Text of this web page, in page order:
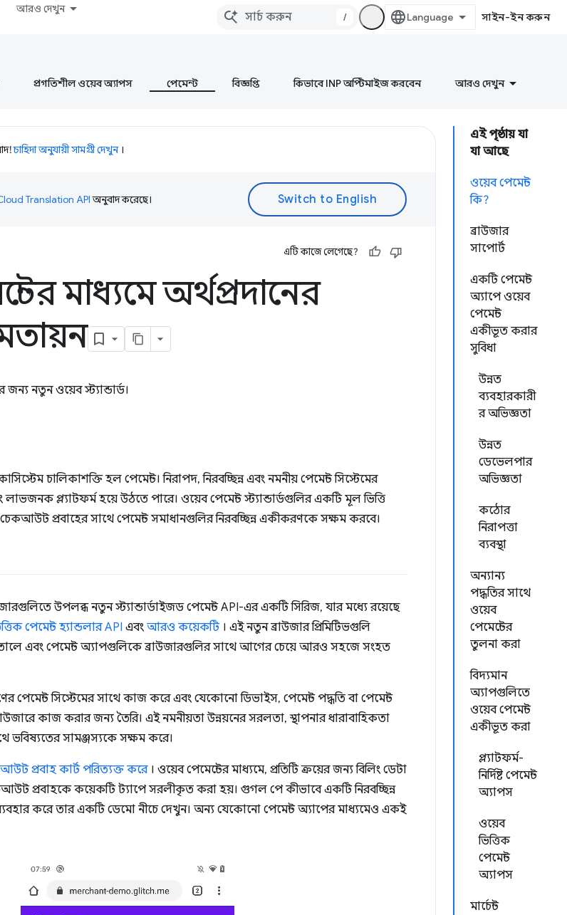
আরও দেখুন
/ সাইন-ইন করুন
প্রগতিশীল ওয়েব অ্যাপস পেমেন্ট বিজ্ঞপ্তি কিভাবে INP অপ্টিমাইজ করবেন আরও দেখুন
এই পৃষ্ঠায় যা
যা আছে
ওয়েব পেমেন্ট
কি?
ব্রাউজার
সাপোর্ট
একটি পেমেন্ট
অ্যাপে ওয়েব
পেমেন্ট
একীভূত করার
সুবিধা
উন্নত
ব্যবহারকারী
র অভিজ্ঞতা
উন্নত
ডেভেলপার
অভিজ্ঞতা
কঠোর
নিরাপত্তা
ব্যবস্থা
অন্যান্য
পদ্ধতির সাথে
ওয়েব
পেমেন্টের
তুলনা করা
বিদ্যমান
অ্যাপগুলিতে
ওয়েব পেমেন্ট
একীভূত করা
প্ল্যাটফর্ম-
নির্দিষ্ট পেমেন্ট
অ্যাপস
ওয়েব
ভিত্তিক
পেমেন্ট
অ্যাপস
মার্চেন্ট
চাহিদা অনুযায়ী সামগ্রী দেখুন।
Translation APIঅনুবাদ করেছে।
এটি কাজে লেগেছে?
মাধ্যমে অর্থপ্রদানের
জন্য নতুন ওয়েব স্ট্যান্ডার্ড।
চালিকাশক্তি হল পেমেন্ট। নিরাপদ, নিরবচ্ছিন্ন এবং নমনীয় পেমেন্ট সিস্টেমের
প্ল্যাটফর্ম হয়ে উঠতে পারে। ওয়েব পেমেন্ট স্ট্যান্ডার্ডগুলির একটি মূল ভিত্তি
চেকআউট প্রবাহের সাথে পেমেন্ট সমাধানগুলির নিরবচ্ছিন্ন একীকরণকে সক্ষম করবে।
উপলব্ধ নতুন স্ট্যান্ডার্ডাইজড পেমেন্ট API-এর একটি সিরিজ, যার মধ্যে রয়েছে
পেমেন্ট হ্যান্ডলার API এবং আরও কয়েকটি। এই নতুন ব্রাউজার প্রিমিটিভগুলি
এবং পেমেন্ট অ্যাপগুলিকে ব্রাউজারগুলির সাথে আগের চেয়ে আরও সহজে সংহত
পেমেন্ট সিস্টেমের সাথে কাজ করে এবং যেকোনো ডিভাইস, পেমেন্ট পদ্ধতি বা পেমেন্ট
কাজ করার জন্য তৈরি। এই নমনীয়তা উন্নয়নের সরলতা, স্থাপনার ধারাবাহিকতা
ভবিষ্যতের সামঞ্জস্যকে সক্ষম করে।
প্রবাহ কার্ট পরিত্যক্ত করে। ওয়েব পেমেন্টের মাধ্যমে, প্রতিটি ক্রয়ের জন্য বিলিং ডেটা
প্রবাহকে কয়েকটি ট্যাপে সরলীকৃত করা হয়। গুগল পে কীভাবে একটি নিরবচ্ছিন্ন
করে তার একটি ডেমো নীচে দেখুন। অন্য যেকোনো পেমেন্ট অ্যাপের মাধ্যমেও একই